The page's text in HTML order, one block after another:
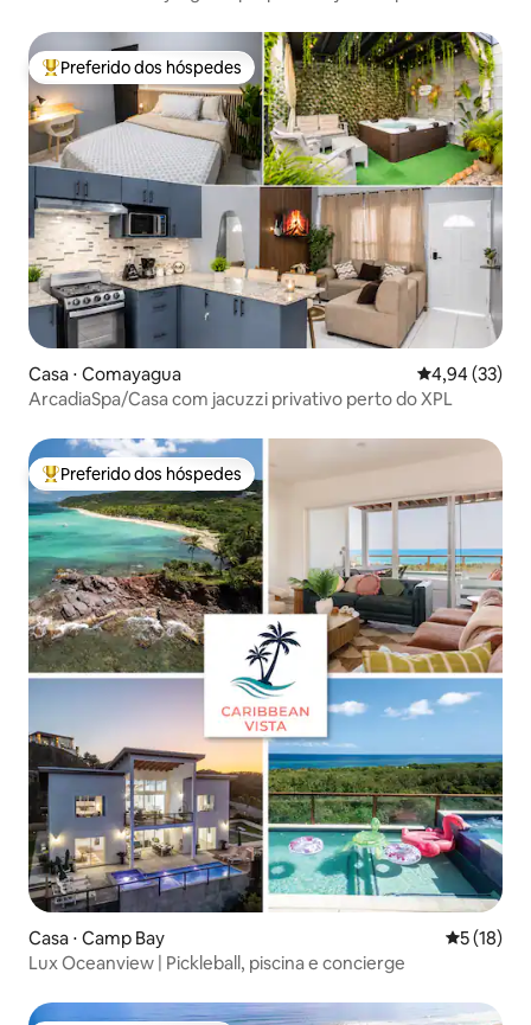
Entre os melhores preferidos dos hóspedes
Preferido dos hóspedes
Casa ⋅ Comayagua 4,94 de uma
4,94 (33)
ArcadiaSpa/Casa com jacuzzi privativo perto do XPL
Entre os melhores preferidos dos hóspedes
Preferido dos hóspedes
Casa ⋅ Camp Bay 5 de uma
5 (18)
Lux Oceanview | Pickleball, piscina e concierge